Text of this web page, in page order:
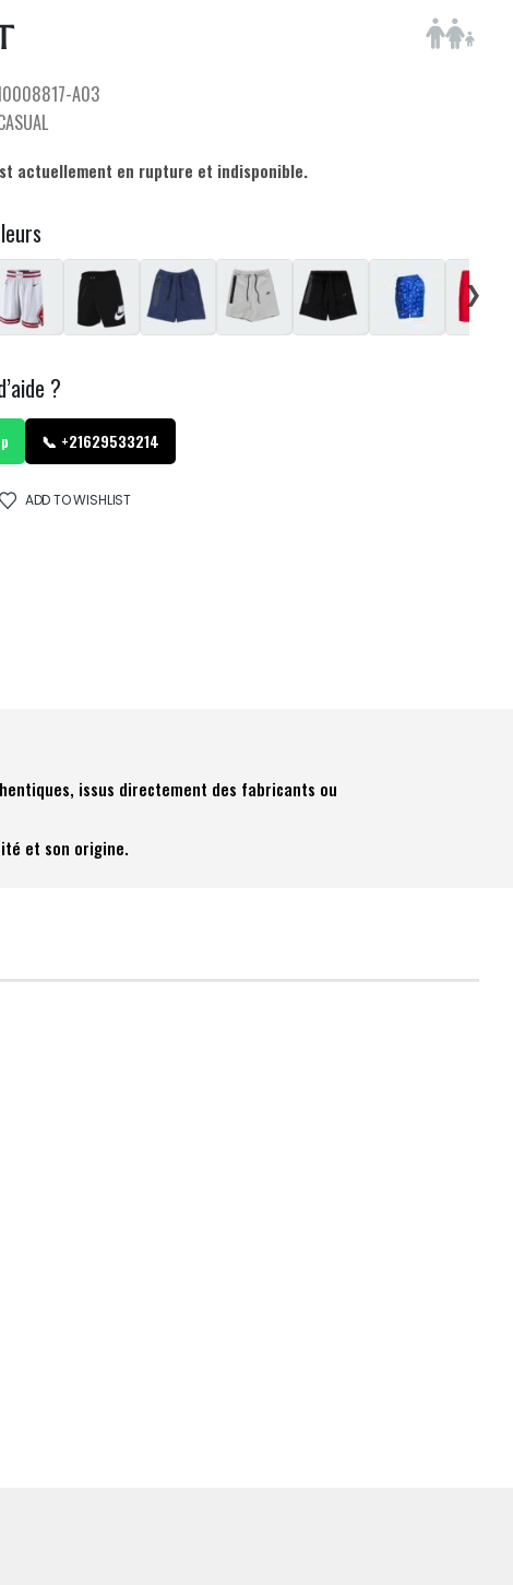
A03
actuellement en rupture et indisponible.
❯
?
📞 +21629533214
ADD TO WISHLIST
issus directement des fabricants ou
et son origine.